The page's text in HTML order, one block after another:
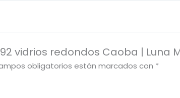
vidrios redondos Caoba | Luna
obligatorios están marcados con *